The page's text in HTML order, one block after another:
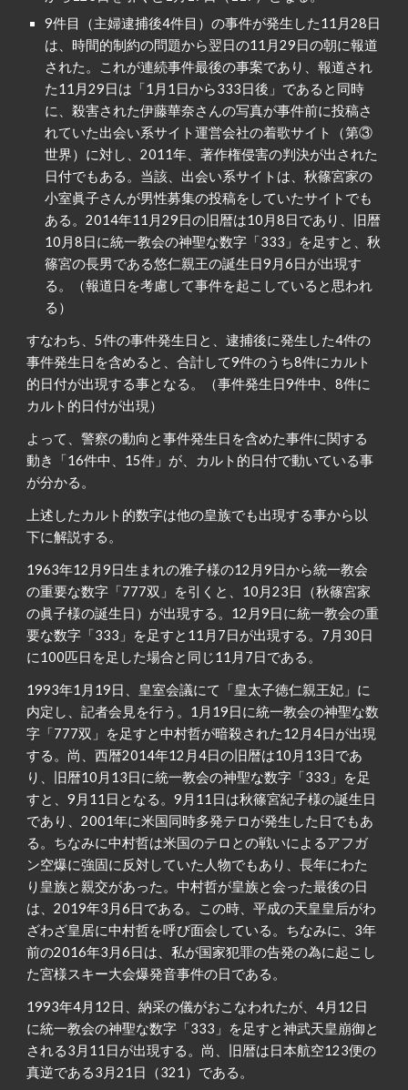
9件目（主婦逮捕後4件目）の事件が発生した11月28日
は、時間的制約の問題から翌日の11月29日の朝に報道
された。これが連続事件最後の事案であり、報道され
た11月29日は「1月1日から333日後」であると同時
に、殺害された伊藤華奈さんの写真が事件前に投稿さ
れていた出会い系サイト運営会社の着歌サイト（第③
世界）に対し、2011年、著作権侵害の判決が出された
日付でもある。当該、出会い系サイトは、秋篠宮家の
小室眞子さんが男性募集の投稿をしていたサイトでも
ある。2014年11月29日の旧暦は10月8日であり、旧暦
10月8日に統一教会の神聖な数字「333」を足すと、秋
篠宮の長男である悠仁親王の誕生日9月6日が出現す
る。（報道日を考慮して事件を起こしていると思われ
る）
すなわち、5件の事件発生日と、逮捕後に発生した4件の
事件発生日を含めると、合計して9件のうち8件にカルト
的日付が出現する事となる。（事件発生日9件中、8件に
カルト的日付が出現）
よって、警察の動向と事件発生日を含めた事件に関する
動き「16件中、15件」が、カルト的日付で動いている事
が分かる。
上述したカルト的数字は他の皇族でも出現する事から以
下に解説する。
1963年12月9日生まれの雅子様の12月9日から統一教会
の重要な数字「777双」を引くと、10月23日（秋篠宮家
の眞子様の誕生日）が出現する。12月9日に統一教会の重
要な数字「333」を足すと11月7日が出現する。7月30日
に100匹日を足した場合と同じ11月7日である。
1993年1月19日、皇室会議にて「皇太子徳仁親王妃」に
内定し、記者会見を行う。1月19日に統一教会の神聖な数
字「777双」を足すと中村哲が暗殺された12月4日が出現
する。尚、西暦2014年12月4日の旧暦は10月13日であ
り、旧暦10月13日に統一教会の神聖な数字「333」を足
すと、9月11日となる。9月11日は秋篠宮紀子様の誕生日
であり、2001年に米国同時多発テロが発生した日でもあ
る。ちなみに中村哲は米国のテロとの戦いによるアフガ
ン空爆に強固に反対していた人物でもあり、長年にわた
り皇族と親交があった。中村哲が皇族と会った最後の日
は、2019年3月6日である。この時、平成の天皇皇后がわ
ざわざ皇居に中村哲を呼び面会している。ちなみに、3年
前の2016年3月6日は、私が国家犯罪の告発の為に起こし
た宮様スキー大会爆発音事件の日である。
1993年4月12日、納采の儀がおこなわれたが、4月12日
に統一教会の神聖な数字「333」を足すと神武天皇崩御と
される3月11日が出現する。尚、旧暦は日本航空123便の
真逆である3月21日（321）である。